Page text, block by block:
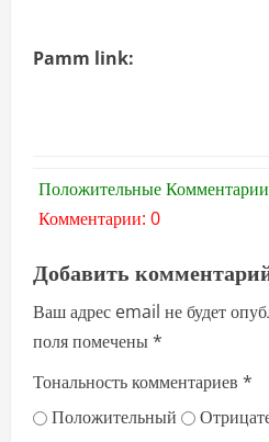
Pamm link:
Положительные
Комментарии: 0
Добавить
Ваш адрес email не будет
поля помечены*
Тональность комментариев *
Положительный